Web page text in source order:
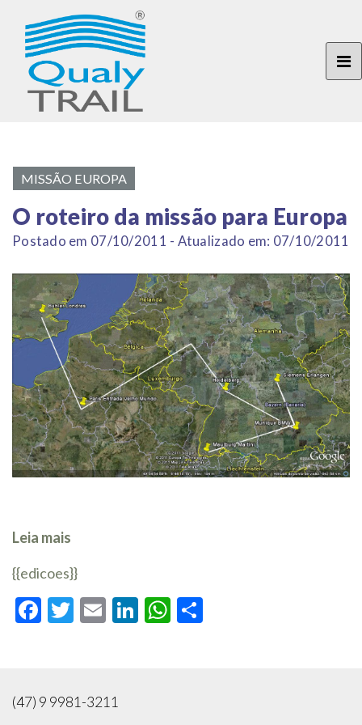
MISSÃO EUROPA
O roteiro da missão para Europa
Postado em 07/10/2011 - Atualizado em: 07/10/2011
Leia mais
{{edicoes}}
Facebook
Twitter
EmailLinkedIn
WhatsApp
(47) 9 9981-3211